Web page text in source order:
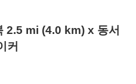
2.5 mi (4.0 km) x 동서
커